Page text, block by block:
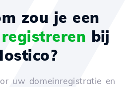
zou je een
bij
uw domeinregistratie en